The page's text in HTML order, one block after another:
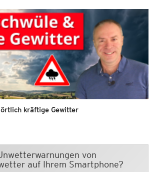
kräftige Gewitter
von
auf Ihrem Smartphone?